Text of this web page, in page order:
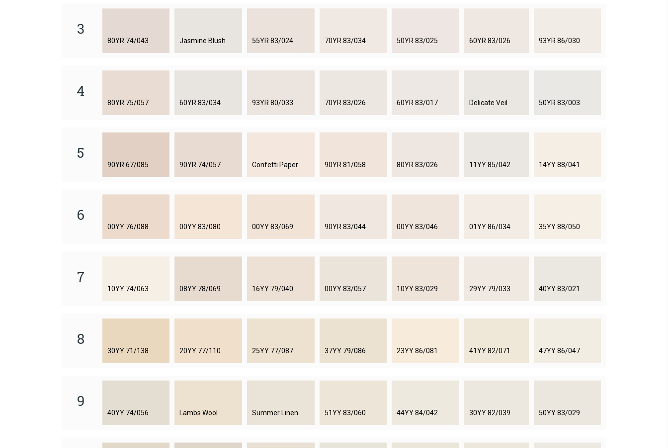
3
80YR 74/043 Jasmine Blush 55YR 83/024 70YR 83/034 50YR 83/025 60YR 83/026 93YR 86/030
4
80YR 75/057 60YR 83/034 93YR 80/033 70YR 83/026 60YR 83/017 Delicate Veil 50YR 83/003
5
90YR 67/085 90YR 74/057 Confetti Paper 90YR 81/058 80YR 83/026 11YY 85/042 14YY 88/041
6
00YY 76/088 00YY 83/080 00YY 83/069 90YR 83/044 00YY 83/046 01YY 86/034 35YY 88/050
7
10YY 74/063 08YY 78/069 16YY 79/040 00YY 83/057 10YY 83/029 29YY 79/033 40YY 83/021
8
30YY 71/138 20YY 77/110 25YY 77/087 37YY 79/086 23YY 86/081 41YY 82/071 47YY 86/047
9
40YY 74/056 Lambs Wool Summer Linen 51YY 83/060 44YY 84/042 30YY 82/039 50YY 83/029